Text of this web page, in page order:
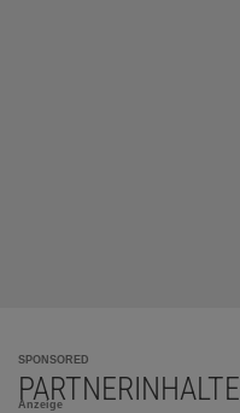
SPONSORED
PARTNERINHALTE
Anzeige